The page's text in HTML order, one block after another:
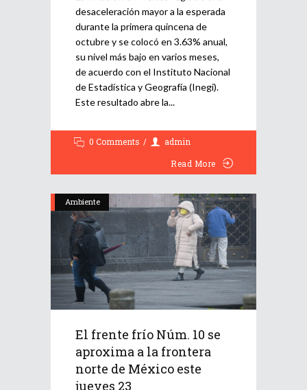
desaceleración mayor a la esperada
durante la primera quincena de
octubre y se colocó en 3.63% anual,
su nivel más bajo en varios meses,
de acuerdo con el Instituto Nacional
de Estadística y Geografía (Inegi).
Este resultado abre la
0 Comments
admin
Read More
Ambiente
El frente frío Núm. 10 se
aproxima a la frontera
norte de México este
jueves 23